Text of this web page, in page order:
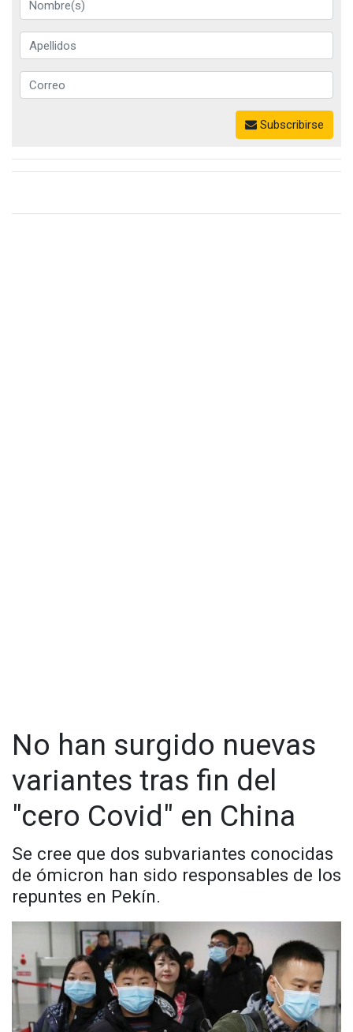
Subscribirse
No han surgido nuevas
variantes tras fin del
"cero Covid" en China
Se cree que dos subvariantes conocidas
de ómicron han sido responsables de los
repuntes en Pekín.